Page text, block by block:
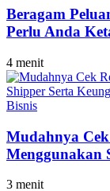
Beragam
Perlu Anda
4 menit
Bisnis
Mudahnya
Menggunakan
3 menit